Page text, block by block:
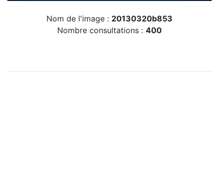
Nom de l'image : 20130320b853
Nombre consultations : 400